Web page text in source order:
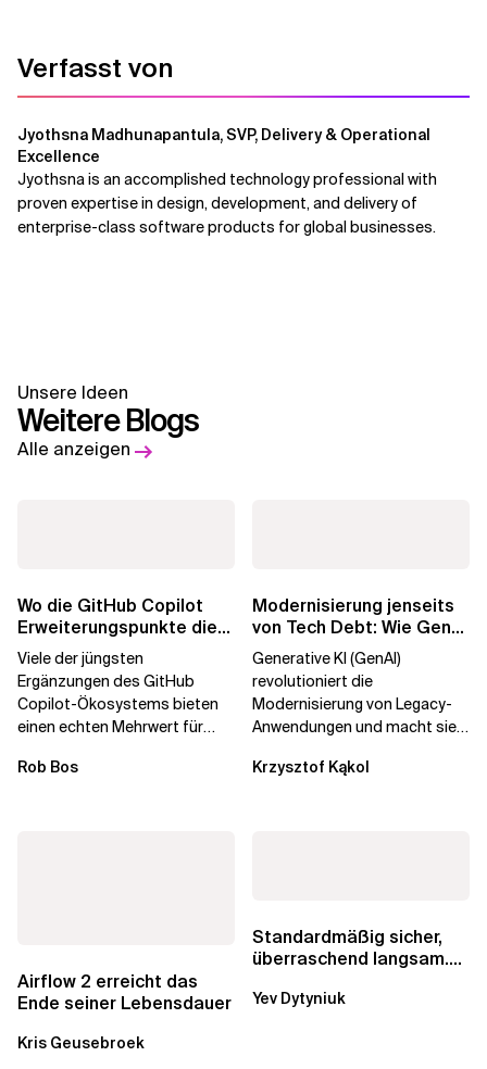
Verfasst von
Jyothsna Madhunapantula, SVP, Delivery & Operational
Excellence
Jyothsna is an accomplished technology professional with
proven expertise in design, development, and delivery of
enterprise-class software products for global businesses.
Unsere Ideen
Weitere Blogs
Alle anzeigen
Wo die GitHub Copilot
Erweiterungspunkte die
Governance brechen
Viele der jüngsten
Ergänzungen des GitHub
Copilot-Ökosystems bieten
einen echten Mehrwert für
aber auch die...
Rob Bos
Modernisierung jenseits
von Tech Debt: Wie GenAI
die
Generative KI (GenAI)
revolutioniert die
Modernisierung von Legacy-
Anwendungen und macht sie
Durch die Automatisierung...
Krzysztof Kąkol
Airflow 2 erreicht das
Ende seiner Lebensdauer
Kris Geusebroek
Standardmäßig sicher,
überraschend langsam.
über die RDS...
Yev Dytyniuk